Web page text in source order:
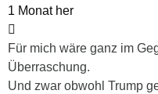
1 Monat her
Für mich wäre ganz im
Überraschung.
Und zwar obwohl Trump